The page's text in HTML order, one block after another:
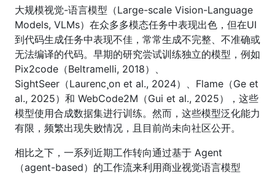
大规模视觉-语言模型（Large-scale Vision-Language
Models, VLMs）在众多多模态任务中表现出色，但在UI
到代码生成任务中表现不佳，常常生成不完整、不准确或
无法编译的代码。早期的研究尝试训练独立的模型，例如
Pix2code（Beltramelli, 2018）、
SightSeer（Laurenc¸on et al., 2024）、Flame（Ge et
al., 2025）和 WebCode2M（Gui et al., 2025），这些
模型使用合成数据集进行训练。然而，这些模型泛化能力
有限，频繁出现失败情况，且目前尚未向社区公开。
相比之下，一系列近期工作转向通过基于 Agent
（agent-based）的工作流来利用商业视觉语言模型